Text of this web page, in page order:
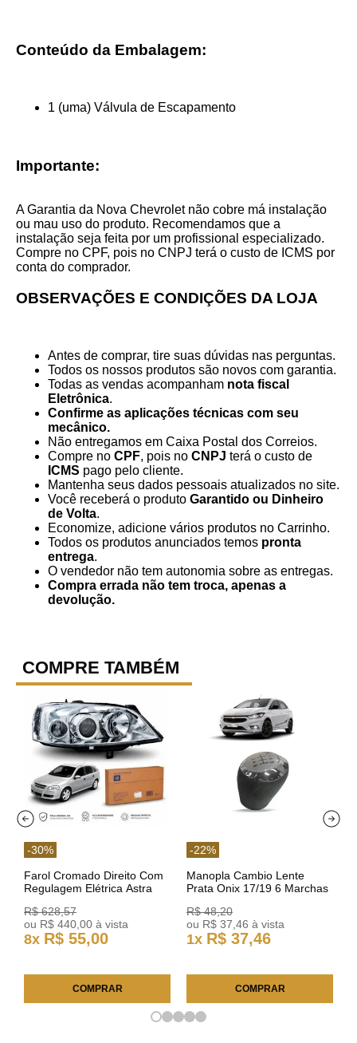
Conteúdo da Embalagem:
1 (uma) Válvula de Escapamento
Importante:
A Garantia da Nova Chevrolet não cobre má instalação
ou mau uso do produto. Recomendamos que a
instalação seja feita por um profissional especializado.
Compre no CPF, pois no CNPJ terá o custo de ICMS por
conta do comprador.
OBSERVAÇÕES E CONDIÇÕES DA LOJA
Antes de comprar, tire suas dúvidas nas perguntas.
Todos os nossos produtos são novos com garantia.
Todas as vendas acompanham nota fiscal
Eletrônica.
Confirme as aplicações técnicas com seu
mecânico.
Não entregamos em Caixa Postal dos Correios.
Compre no CPF, pois no CNPJ terá o custo de
ICMS pago pelo cliente.
Mantenha seus dados pessoais atualizados no site.
Você receberá o produto Garantido ou Dinheiro
de Volta.
Economize, adicione vários produtos no Carrinho.
Todos os produtos anunciados temos pronta
entrega.
O vendedor não tem autonomia sobre as entregas.
Compra errada não tem troca, apenas a
devolução.
COMPRE TAMBÉM
-30%
Farol Cromado Direito Com
Regulagem Elétrica Astra
R$ 628,57
ou R$ 440 00 à vista
8x R$ 55,00
COMPRAR
-22%
Manopla Cambio Lente
Prata Onix 17/19 6 Marchas
R$ 48,20
ou R$ 37 46 à vista
1x R$ 37,46
COMPRAR